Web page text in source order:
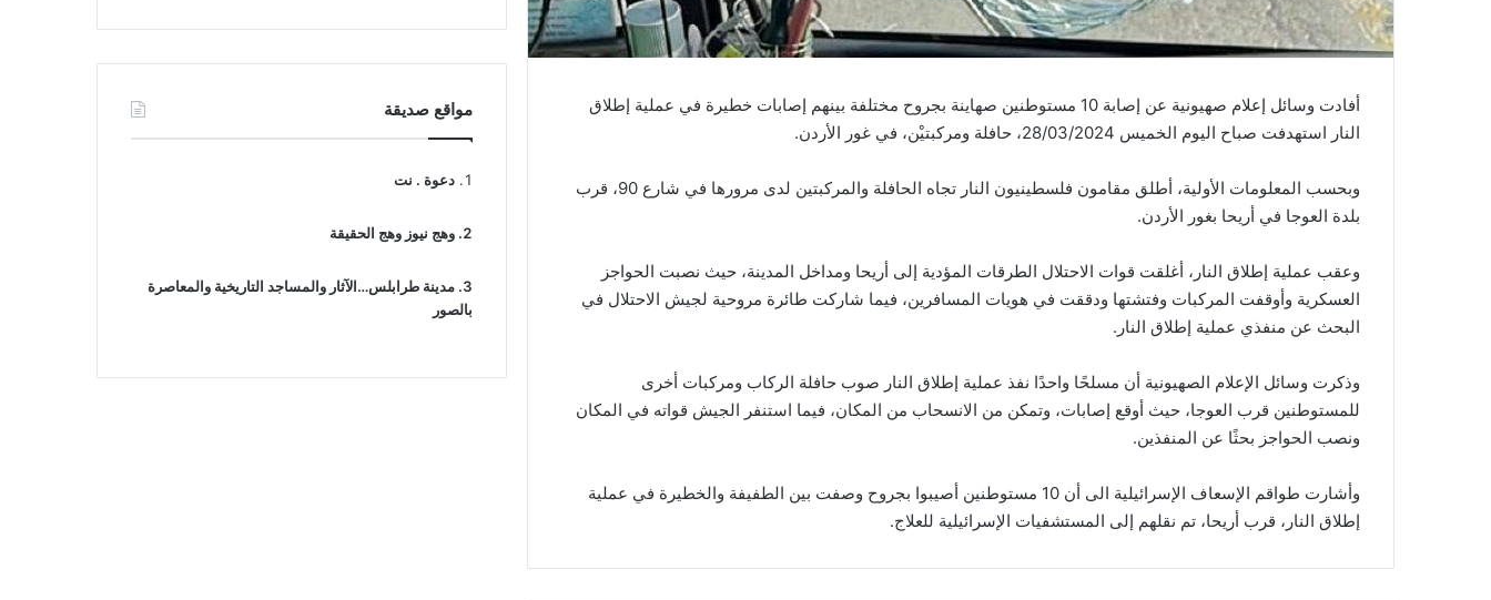
أفادت وسائل إعلام صهيونية عن إصابة 10 مستوطنين صهاينة بجروح مختلفة بينهم إصابات خطيرة في عملية إطلاق
النار استهدفت صباح اليوم الخميس 28/03/2024، حافلة ومركبتيْن، في غور الأردن.
وبحسب المعلومات الأولية، أطلق مقامون فلسطينيون النار تجاه الحافلة والمركبتين لدى مرورها في شارع 90، قرب
بلدة العوجا في أريحا بغور الأردن.
وعقب عملية إطلاق النار، أغلقت قوات الاحتلال الطرقات المؤدية إلى أريحا ومداخل المدينة، حيث نصبت الحواجز
العسكرية وأوقفت المركبات وفتشتها ودققت في هويات المسافرين، فيما شاركت طائرة مروحية لجيش الاحتلال في
البحث عن منفذي عملية إطلاق النار.
وذكرت وسائل الإعلام الصهيونية أن مسلحًا واحدًا نفذ عملية إطلاق النار صوب حافلة الركاب ومركبات أخرى
للمستوطنين قرب العوجا، حيث أوقع إصابات، وتمكن من الانسحاب من المكان، فيما استنفر الجيش قواته في المكان
ونصب الحواجز بحثًا عن المنفذين.
وأشارت طواقم الإسعاف الإسرائيلية الى أن 10 مستوطنين أصيبوا بجروح وصفت بين الطفيفة والخطيرة في عملية
إطلاق النار، قرب أريحا، تم نقلهم إلى المستشفيات الإسرائيلية للعلاج.
مواقع صديقة
دعوة . نت
وهج نيوز وهج الحقيقة
مدينة طرابلس…الآثار والمساجد التاريخية والمعاصرة
بالصور